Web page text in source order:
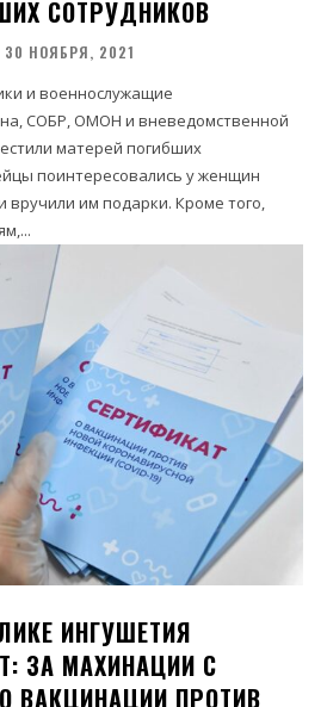
СОТРУДНИКОВ
30 НОЯБРЯ, 2021
и военнослужащие
СОБР, ОМОН и вневедомственной
матерей погибших
поинтересовались у женщин
им подарки. Кроме того,
ИНГУШЕТИЯ
ЗА МАХИНАЦИИ С
ВАКЦИНАЦИИ ПРОТИВ